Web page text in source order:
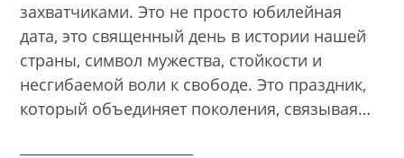
захватчиками. Это не просто юбилейная
дата, это священный день в истории нашей
страны, символ мужества, стойкости и
несгибаемой воли к свободе. Это праздник,
который объединяет поколения, связывая…